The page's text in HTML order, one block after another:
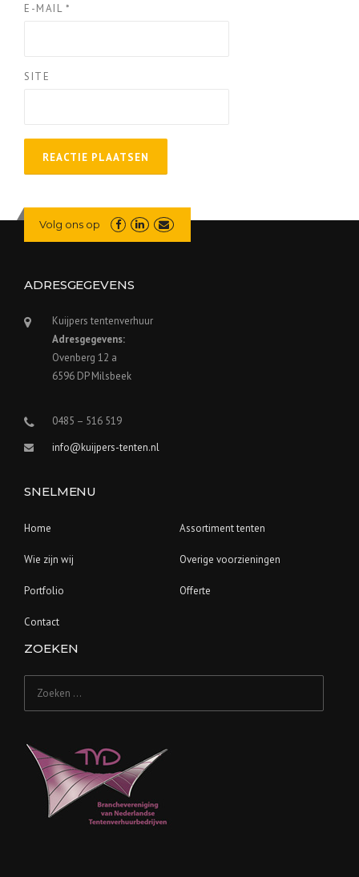
E-MAIL *
SITE
Volg ons op
ADRESGEGEVENS
Kuijpers tentenverhuur
Adresgegevens:
Ovenberg 12 a
6596 DP Milsbeek
0485 – 516 519
info@kuijpers-tenten.nl
SNELMENU
Home Assortiment tenten
Wie zijn wij Overige voorzieningen
Portfolio Offerte
Contact
ZOEKEN